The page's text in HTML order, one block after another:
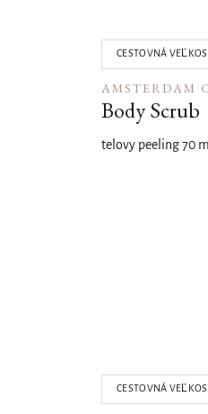
CESTOVNÁ VEĽKOSŤ
AMSTERDAM
Body Scrub
telovy peeling 70
CESTOVNÁ VEĽKOSŤ